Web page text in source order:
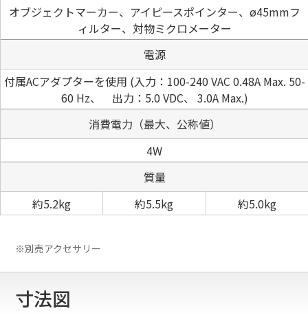
オブジェクトマーカー、アイピースポインター、ø45mmフ
ィルター、対物ミクロメーター
電源
付属ACアダプターを使用 (入力：100-240 VAC 0.48A Max. 50-
60 Hz、 出力：5.0 VDC、 3.0A Max.)
消費電力（最大、公称値）
4W
質量
約5.2kg
約5.5kg 約5.0kg
※別売アクセサリー
寸法図